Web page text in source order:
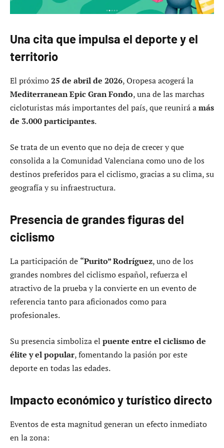
Una cita que impulsa el deporte y el
territorio
El próximo25 de abril de 2026, Oropesa acogerá la
Mediterranean Epic Gran Fondo, una de las marchas
cicloturistas más importantes del país, que reunirá amás
de 3.000 participantes.
Se trata de un evento que no deja de crecer y que
consolida a la Comunidad Valenciana como uno de los
destinos preferidos para el ciclismo, gracias a su clima, su
geografía y su infraestructura.
Presencia de grandes figuras del
ciclismo
La participación de “Purito” Rodríguez, uno de los
grandes nombres del ciclismo español, refuerza el
atractivo de la prueba y la convierte en un evento de
referencia tanto para aficionados como para
profesionales.
Su presencia simboliza el puente entre el ciclismo de
élite y el popular, fomentando la pasión por este
deporte en todas las edades.
Impacto económico y turístico directo
Eventos de esta magnitud generan un efecto inmediato
en la zona: